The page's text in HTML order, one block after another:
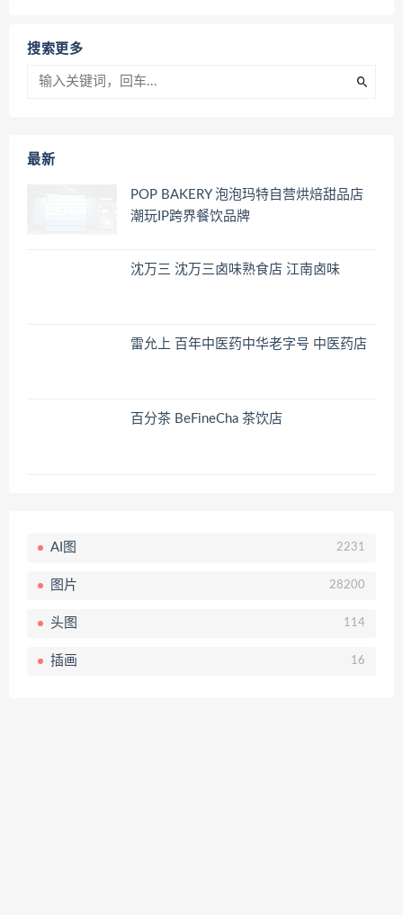
搜索更多
最新
POP BAKERY 泡泡玛特自营烘焙甜品店
潮玩IP跨界餐饮品牌
沈万三 沈万三卤味熟食店 江南卤味
雷允上 百年中医药中华老字号 中医药店
百分茶 BeFineCha 茶饮店
AI图 2231
图片 28200
头图 114
插画 16